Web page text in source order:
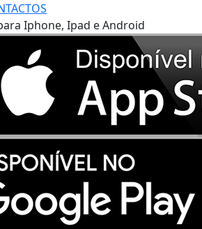
Iphone, Ipad e Android